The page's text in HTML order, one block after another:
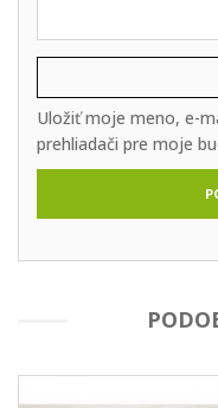
Uložiť moje meno, e-
prehliadači pre moje